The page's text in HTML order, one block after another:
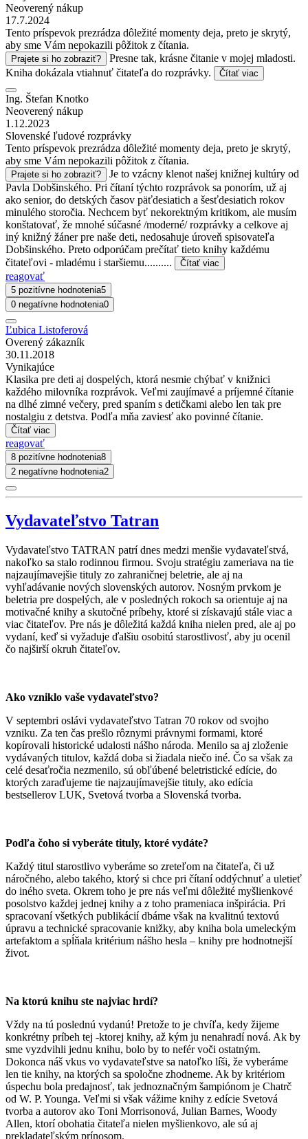
Neoverený nákup
17.7.2024
Tento príspevok prezrádza dôležité momenty deja, preto je skrytý,
aby sme Vám nepokazili pôžitok z čítania.
Prajete si ho zobraziť?
Presne tak, krásne čitanie v mojej mladosti.
Kniha dokázala vtiahnuť čitateľa do rozprávky.
Čítať viac
Ing. Štefan Knotko
Neoverený nákup
1.12.2023
Slovenské ľudové rozprávky
Tento príspevok prezrádza dôležité momenty deja, preto je skrytý,
aby sme Vám nepokazili pôžitok z čítania.
Prajete si ho zobraziť?
Je to vzácny klenot našej knižnej kultúry od
Pavla Dobšinského. Pri čítaní týchto rozprávok sa ponorím, už aj
ako senior, do detských časov päťdesiatich a šesťdesiatich rokov
minulého storočia. Nechcem byť nekorektným kritikom, ale musím
konštatovať, že mnohé súčasné /moderné/ rozprávky a celkove aj
iný knižný žáner pre naše deti, nedosahuje úroveň spisovateľa
Dobšinského. Preto odporúčam prečítať tieto knihy každému
čitateľovi - mladému i staršiemu..........
Čítať viac
reagovať
5 pozitívne hodnotenia5
0 negatívne hodnotenia0
Ľubica Listoferová
Overený zákazník
30.11.2018
Vynikajúce
Klasika pre deti aj dospelých, ktorá nesmie chýbať v knižnici
každého milovníka rozprávok. Veľmi zaujímavé a príjemné čítanie
na dlhé zimné večery, pred spaním s detičkami alebo len tak pre
nostalgiu z detstva. Podľa mňa zaviesť ako povinné čítanie.
Čítať viac
reagovať
8 pozitívne hodnotenia8
2 negatívne hodnotenia2
Vydavateľstvo Tatran
Vydavateľstvo TATRAN patrí dnes medzi menšie vydavateľstvá,
nakoľko sa stalo rodinnou firmou. Svoju stratégiu zameriava na tie
najzaujímavejšie tituly zo zahraničnej beletrie, ale aj na
vyhľadávanie nových slovenských autorov. Nosným prvkom je
beletria pre dospelých, ale v posledných rokoch sa orientuje aj na
motivačné knihy a skutočné príbehy, ktoré si získavajú stále viac a
viac čitateľov. Pre nás je dôležitá každá kniha nielen pred, ale aj po
vydaní, keď si vyžaduje ďalšiu osobitú starostlivosť, aby ju ocenil
čo najširší okruh čitateľov.
Ako vzniklo vaše vydavateľstvo?
V septembri oslávi vydavateľstvo Tatran 70 rokov od svojho
vzniku. Za ten čas prešlo rôznymi právnymi formami, ktoré
kopírovali historické udalosti nášho národa. Menilo sa aj zloženie
vydávaných titulov, každá doba si žiadala niečo iné. Čo sa však za
celé desaťročia nezmenilo, sú obľúbené beletristické edície, do
ktorých zaraďujeme tie najzaujímavejšie tituly, ako edícia
bestsellerov LUK, Svetová tvorba a Slovenská tvorba.
Podľa čoho si vyberáte tituly, ktoré vydáte?
Každý titul starostlivo vyberáme so zreteľom na čitateľa, či už
náročného, alebo takého, ktorý si chce pri čítaní oddýchnuť a uletieť
do iného sveta. Okrem toho je pre nás veľmi dôležité myšlienkové
posolstvo každej jednej knihy a z toho prameniaca inšpirácia. Pri
spracovaní všetkých publikácií dbáme však na kvalitnú textovú
úpravu a technické spracovanie knižky, aby kniha bola umeleckým
artefaktom a spĺňala kritérium nášho hesla – knihy pre hodnotnejší
život.
Na ktorú knihu ste najviac hrdí?
Vždy na tú poslednú vydanú! Pretože to je chvíľa, kedy žijeme
konkrétny príbeh tej -ktorej knihy, až kým ju nenahradí nová. Ak by
sme vyzdvihli jednu knihu, bolo by to nefér voči ostatným.
Dokonca náš vkus vo vydavateľstve sa natoľko líši, že vyberáme
len tie knihy, na ktorých sa spoločne zhodneme. Ak by kritériom
úspechu bola predajnosť, tak jednoznačným šampiónom je Chatrč
od W. P. Younga. Veľmi si však vážime knihy z edície Svetová
tvorba a autorov ako Toni Morrisonová, Julian Barnes, Woody
Allen, ktorí obohatia čitateľa nielen myšlienkovo, ale sú aj
prekladateľským prínosom.